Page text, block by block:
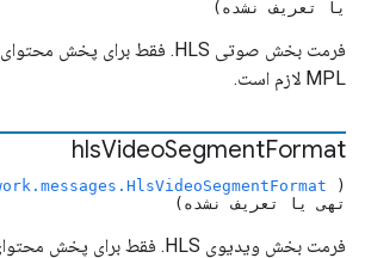
یا تعریف نشده)
MPL لازم است.
hlsVideoSegmentFormat
(
تهی یا تعریف نشده)